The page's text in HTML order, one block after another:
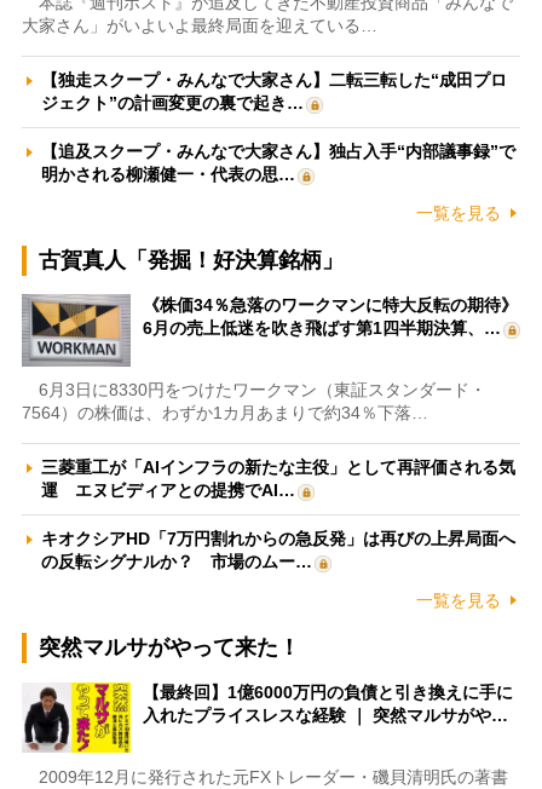
大家さん」がいよいよ最終局面を迎えている…
【独走スクープ・みんなで大家さん】二転三転した“成田プロ
ジェクト”の計画変更の裏で起き…
【追及スクープ・みんなで大家さん】独占入手“内部議事録”で
明かされる柳瀬健一・代表の思…
一覧を見る
古賀真人「発掘！好決算銘柄」
《株価34％急落のワークマンに特大反転の期待》
6月の売上低迷を吹き飛ばす第1四半期決算、…
6月3日に8330円をつけたワークマン（東証スタンダード・
7564）の株価は、わずか1カ月あまりで約34％下落…
三菱重工が「AIインフラの新たな主役」として再評価される気
運 エヌビディアとの提携でAI…
キオクシアHD「7万円割れからの急反発」は再びの上昇局面へ
の反転シグナルか？ 市場のムー…
一覧を見る
突然マルサがやって来た！
【最終回】1億6000万円の負債と引き換えに手に
入れたプライスレスな経験 ｜ 突然マルサがや…
2009年12月に発行された元FXトレーダー・磯貝清明氏の著書